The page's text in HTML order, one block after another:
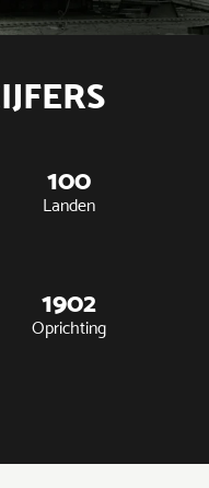
100
Landen
1902
Oprichting